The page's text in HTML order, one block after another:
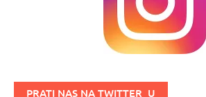
PRATI NAS NA TWITTER_U